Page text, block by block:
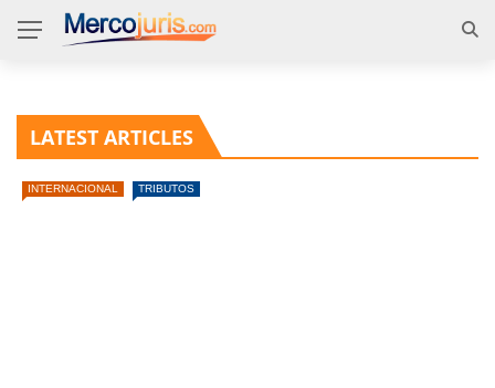
LATEST ARTICLES
INTERNACIONAL TRIBUTOS